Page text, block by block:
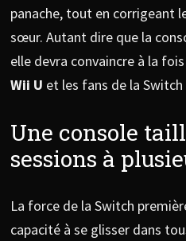
panache, tout en corrigeant
sœur. Autant dire que la
elle devra convaincre à la
Wii U et les fans de la Switch
Une console
sessions à
La force de la Switch
capacité à se glisser dans